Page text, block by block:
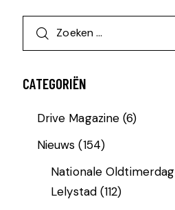
CATEGORIËN
Drive Magazine (6)
Nieuws (154)
Nationale Oldtimerdag
Lelystad(112)